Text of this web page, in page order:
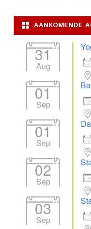
AANKOMENDE
31
Aug
01
Sep
01
Sep
02
Sep
03
Sep